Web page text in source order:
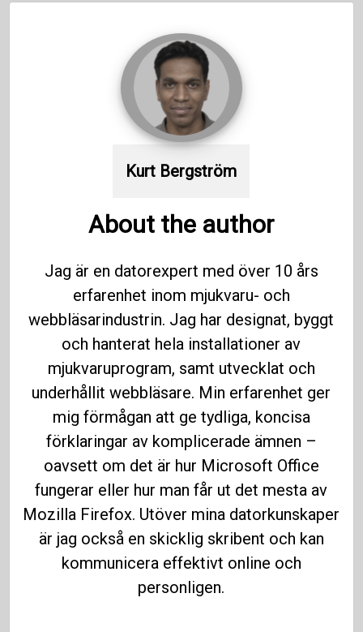
Kurt Bergström
About the author
Jag är en datorexpert med över 10 års
erfarenhet inom mjukvaru- och
webbläsarindustrin. Jag har designat, byggt
och hanterat hela installationer av
mjukvaruprogram, samt utvecklat och
underhållit webbläsare. Min erfarenhet ger
mig förmågan att ge tydliga, koncisa
förklaringar av komplicerade ämnen –
oavsett om det är hur Microsoft Office
fungerar eller hur man får ut det mesta av
Mozilla Firefox. Utöver mina datorkunskaper
är jag också en skicklig skribent och kan
kommunicera effektivt online och
personligen.